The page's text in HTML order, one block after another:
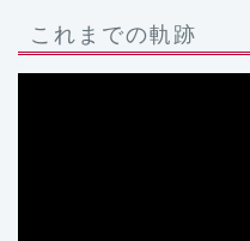
これまでの軌跡